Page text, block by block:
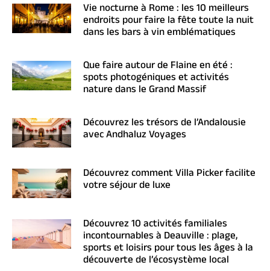
Vie nocturne à Rome : les 10 meilleurs
endroits pour faire la fête toute la nuit
dans les bars à vin emblématiques
Que faire autour de Flaine en été :
spots photogéniques et activités
nature dans le Grand Massif
Découvrez les trésors de l’Andalousie
avec Andhaluz Voyages
Découvrez comment Villa Picker facilite
votre séjour de luxe
Découvrez 10 activités familiales
incontournables à Deauville : plage,
sports et loisirs pour tous les âges à la
découverte de l’écosystème local